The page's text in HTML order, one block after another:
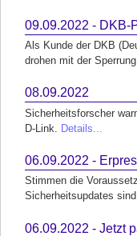
09.09.2022 - DKB-
Als Kunde der DKB
drohen mit der
08.09.2022
Sicherheitsforscher
D-Link. Details...
06.09.2022 -
Stimmen die
Sicherheitsupdates
06.09.2022 - Jetzt